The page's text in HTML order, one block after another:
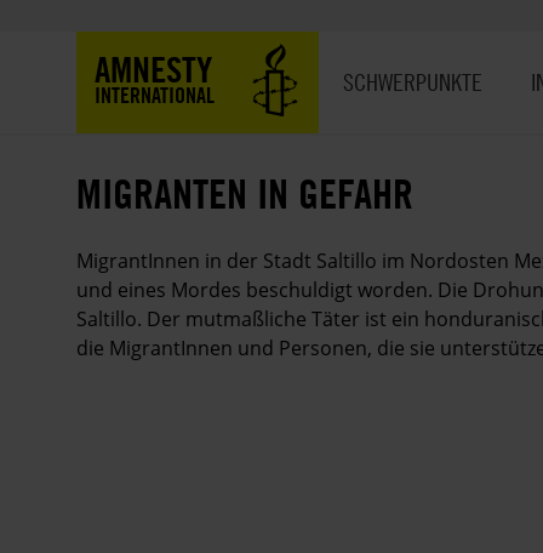
AMNESTY
INTERNATIONAL SCHWERPUNKTE
MIGRANTEN IN GEFAHR
MigrantInnen in der Stadt Saltillo im Nordosten
und eines Mordes beschuldigt worden. Die
Saltillo. Der mutmaßliche Täter ist ein
die MigrantInnen und Personen, die sie